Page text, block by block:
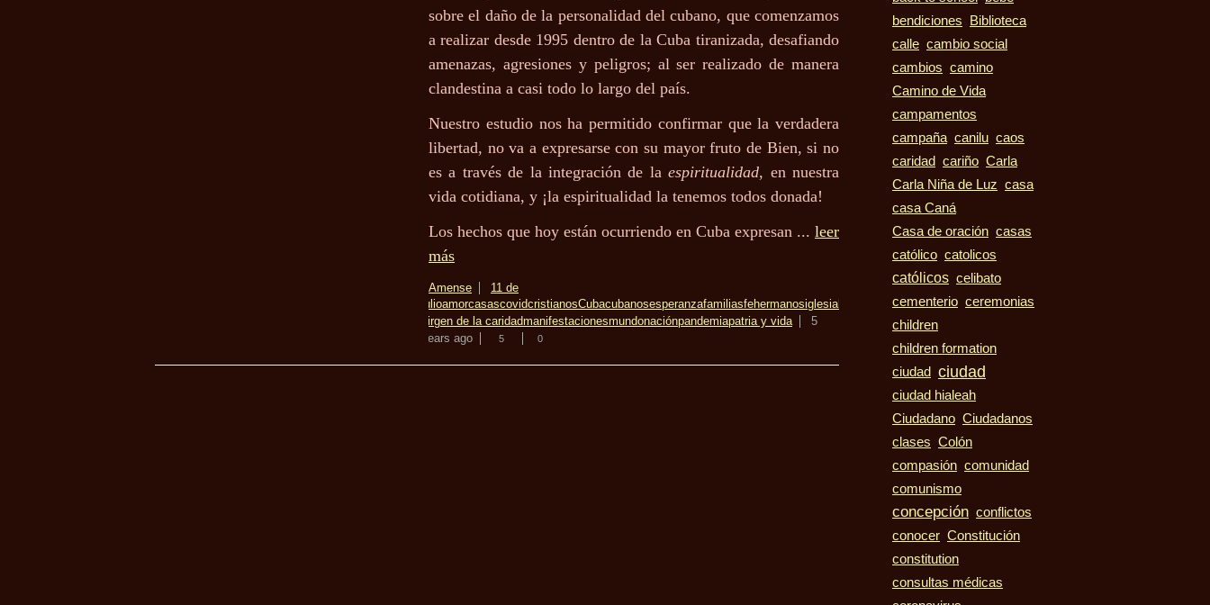
sobre el daño de la personalidad del cubano, que comenzamos
a realizar desde 1995 dentro de la Cuba tiranizada, desafiando
amenazas, agresiones y peligros; al ser realizado de manera
clandestina a casi todo lo largo del país.
Nuestro estudio nos ha permitido confirmar que la verdadera
libertad, no va a expresarse con su mayor fruto de Bien, si no
es a través de la integración de laespiritualidad, en nuestra
vida cotidiana, y ¡la espiritualidad la tenemos todos donada!
Los hechos que hoy están ocurriendo en Cuba expresan ... leer
más
Amense
11 de
julioamorcasascovidcristianosCubacubanosesperanzafamiliasfehermanosiglesiala
virgen de la caridadmanifestacionesmundonaciónpandemiapatria y vida
5
years ago
5 0
bendiciones
Biblioteca
calle cambio social
cambios camino
Camino de Vida
campamentos
campaña canilu caos
caridad
cariño Carla
Carla Niña de Luz casa
casa Caná
Casa de oración casas
católico catolicos
católicos celibato
cementerio ceremonias
children
children formation
ciudad
ciudad
ciudad hialeah
Ciudadano Ciudadanos
clases Colón
compasión comunidad
comunismo
concepción conflictos
conocer Constitución
constitution
consultas médicas